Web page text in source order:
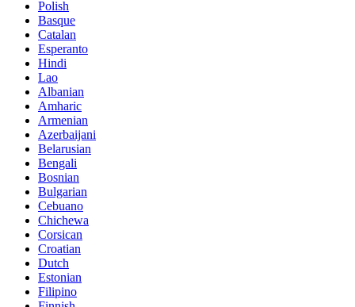
Polish
Basque
Catalan
Esperanto
Hindi
Lao
Albanian
Amharic
Armenian
Azerbaijani
Belarusian
Bengali
Bosnian
Bulgarian
Cebuano
Chichewa
Corsican
Croatian
Dutch
Estonian
Filipino